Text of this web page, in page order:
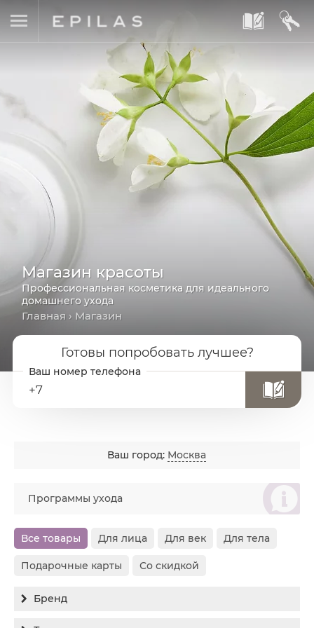
A B
Магазин красоты
Профессиональная косметика для идеального
домашнего ухода
Главная › Магазин
Готовы попробовать лучшее?
+7
Ваш город: Москва
စ
Программы ухода
Все товары Для лица Для век Для тела
Подарочные карты Со скидкой
Бренд